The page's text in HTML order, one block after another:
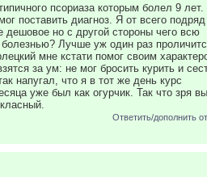
псориаза которым болел 9 лет.
поставить диагноз. Я от всего подряд
дешовое но с другой стороны чего всю
Лучше уж один раз
мне кстати помог своим
за ум: не мог бросить курить и
напугал, что я в тот же день курс
уже был как огурчик. Так что зря вы
Ответить/дополнить